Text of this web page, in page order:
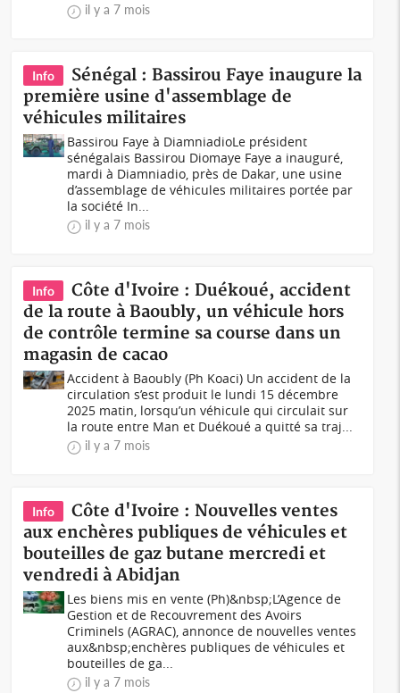
il y a 7 mois
Info
Sénégal : Bassirou Faye inaugure la
première usine d'assemblage de
véhicules militaires
Bassirou Faye à DiamniadioLe président
sénégalais Bassirou Diomaye Faye a inauguré,
mardi à Diamniadio, près de Dakar, une usine
d’assemblage de véhicules militaires portée par
la société In...
il y a 7 mois
Info
Côte d'Ivoire : Duékoué, accident
de la route à Baoubly, un véhicule hors
de contrôle termine sa course dans un
magasin de cacao
Accident à Baoubly (Ph Koaci) Un accident de la
circulation s’est produit le lundi 15 décembre
2025 matin, lorsqu’un véhicule qui circulait sur
la route entre Man et Duékoué a quitté sa traj...
il y a 7 mois
Info
Côte d'Ivoire : Nouvelles ventes
aux enchères publiques de véhicules et
bouteilles de gaz butane mercredi et
vendredi à Abidjan
Les biens mis en vente (Ph)&nbsp;L’Agence de
Gestion et de Recouvrement des Avoirs
Criminels (AGRAC), annonce de nouvelles ventes
aux&nbsp;enchères publiques de véhicules et
bouteilles de ga...
il y a 7 mois